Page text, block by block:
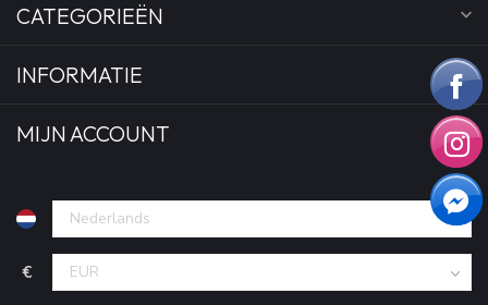
CATEGORIEËN
INFORMATIE
MIJN ACCOUNT
€